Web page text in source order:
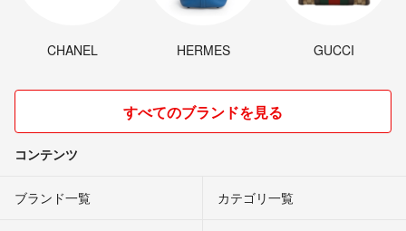
CHANEL HERMES GUCCI
すべてのブランドを見る
コンテンツ
ブランド一覧 カテゴリ一覧